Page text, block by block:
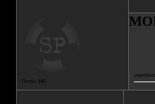
Посты: 185